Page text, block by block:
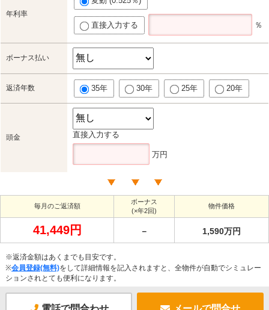
年利率
直接入力する ％
ボーナス払い
返済年数 35年 30年 25年 20年
頭金 直接入力する
万円
毎月のご返済額
ボーナス
(×年2回)
物件価格
41,449円 － 1,590万円
※返済金額はあくまでも目安です。
※会員登録(無料)をして詳細情報を記入されますと、全物件が自動でシミュレー
ションされとても便利になります。